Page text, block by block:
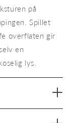
på
Spillet
overflaten gir
en
lys.